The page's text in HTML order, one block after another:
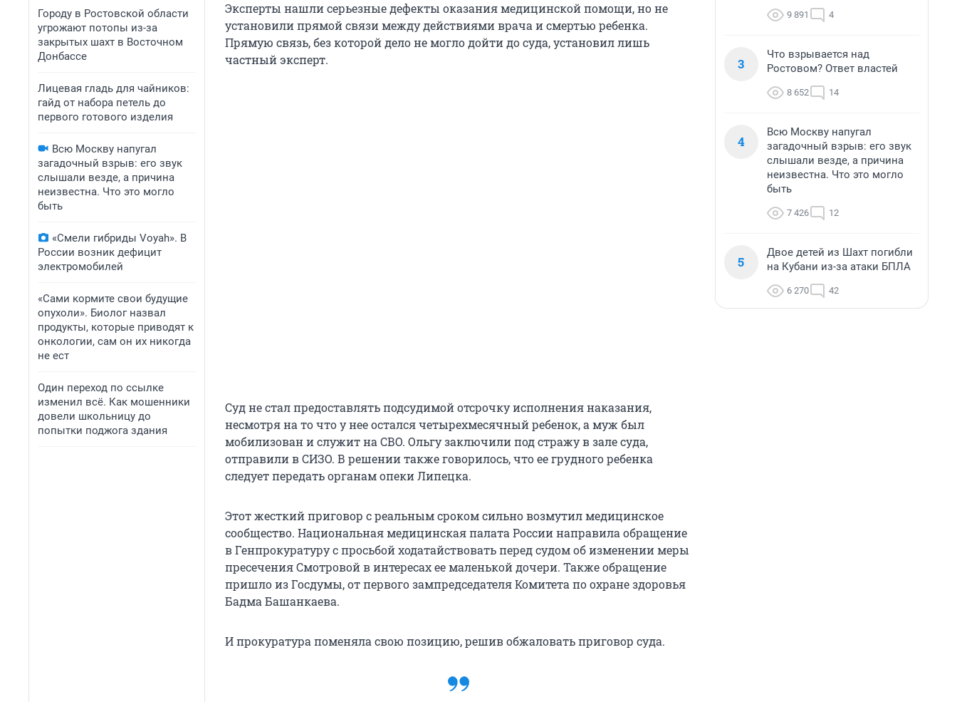
Городу в Ростовской области
угрожают потопы из-за
закрытых шахт в Восточном
Донбассе
Лицевая гладь для чайников:
гайд от набора петель до
первого готового изделия
Всю Москву напугал
загадочный взрыв: его звук
слышали везде, а причина
неизвестна. Что это могло
быть
«Смели гибриды Voyah». В
России возник дефицит
электромобилей
«Сами кормите свои будущие
опухоли». Биолог назвал
продукты, которые приводят к
онкологии, сам он их никогда
не ест
Один переход по ссылке
изменил всё. Как мошенники
довели школьницу до
попытки поджога здания
Эксперты нашли серьезные дефекты оказания медицинской помощи, но не
установили прямой связи между действиями врача и смертью ребенка.
Прямую связь, без которой дело не могло дойти до суда, установил лишь
частный эксперт.
Суд не стал предоставлять подсудимой отсрочку исполнения наказания,
несмотря на то что у нее остался четырехмесячный ребенок, а муж был
мобилизован и служит на СВО. Ольгу заключили под стражу в зале суда,
отправили в СИЗО. В решении также говорилось, что ее грудного ребенка
следует передать органам опеки Липецка.
Этот жесткий приговор с реальным сроком сильно возмутил медицинское
сообщество. Национальная медицинская палата России направила обращение
в Генпрокуратуру с просьбой ходатайствовать перед судом об изменении меры
пресечения Смотровой в интересах ее маленькой дочери. Также обращение
пришло из Госдумы, от первого зампредседателя Комитета по охране здоровья
Бадма Башанкаева.
И прокуратура поменяла свою позицию, решив обжаловать приговор суда.
9 891 4
3
Что взрывается над
Ростовом? Ответ властей
8 652 14
4
Всю Москву напугал
загадочный взрыв: его звук
слышали везде, а причина
неизвестна. Что это могло
быть
7 426 12
5
Двое детей из Шахт погибли
на Кубани из-за атаки БПЛА
6 270 42